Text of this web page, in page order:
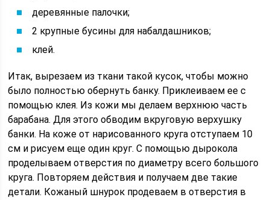
деревянные палочки;
2 крупные бусины для набалдашников;
клей.
Итак, вырезаем из ткани такой кусок, чтобы можно
было полностью обернуть банку. Приклеиваем ее с
помощью клея. Из кожи мы делаем верхнюю часть
барабана. Для этого обводим вкруговую верхушку
банки. На коже от нарисованного круга отступаем 10
см и рисуем еще один круг. С помощью дырокола
проделываем отверстия по диаметру всего большого
круга. Повторяем действия и получаем две такие
детали. Кожаный шнурок продеваем в отверстия в